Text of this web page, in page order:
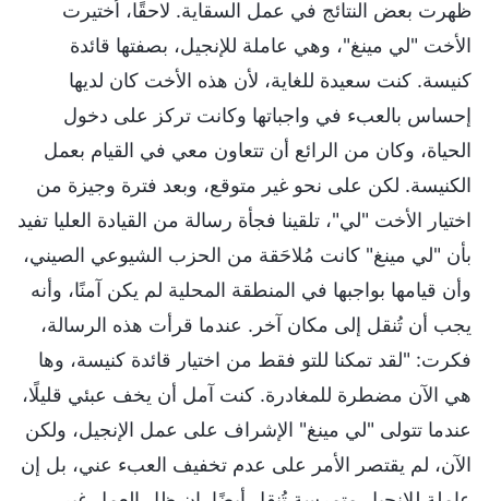
ظهرت بعض النتائج في عمل السقاية. لاحقًا، اُختيرت
الأخت "لي مينغ"، وهي عاملة للإنجيل، بصفتها قائدة
كنيسة. كنت سعيدة للغاية، لأن هذه الأخت كان لديها
إحساس بالعبء في واجباتها وكانت تركز على دخول
الحياة، وكان من الرائع أن تتعاون معي في القيام بعمل
الكنيسة. لكن على نحو غير متوقع، وبعد فترة وجيزة من
اختيار الأخت "لي"، تلقينا فجأة رسالة من القيادة العليا تفيد
بأن "لي مينغ" كانت مُلاحَقة من الحزب الشيوعي الصيني،
وأن قيامها بواجبها في المنطقة المحلية لم يكن آمنًا، وأنه
يجب أن تُنقل إلى مكان آخر. عندما قرأت هذه الرسالة،
فكرت: "لقد تمكنا للتو فقط من اختيار قائدة كنيسة، وها
هي الآن مضطرة للمغادرة. كنت آمل أن يخف عبئي قليلًا،
عندما تتولى "لي مينغ" الإشراف على عمل الإنجيل، ولكن
الآن، لم يقتصر الأمر على عدم تخفيف العبء عني، بل إن